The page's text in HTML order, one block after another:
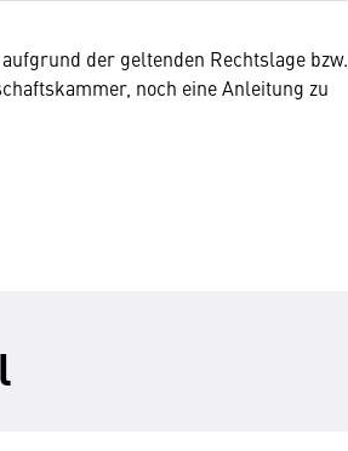
der geltenden Rechtslage bzw.
noch eine Anleitung zu